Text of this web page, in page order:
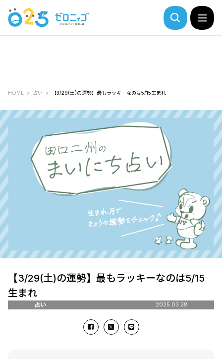
HOME 占い 【3/29(土)の運勢】最もラッキーなのは5/15生まれ
【3/29(土)の運勢】最もラッキーなのは5/15
生まれ
占い 2025.03.28